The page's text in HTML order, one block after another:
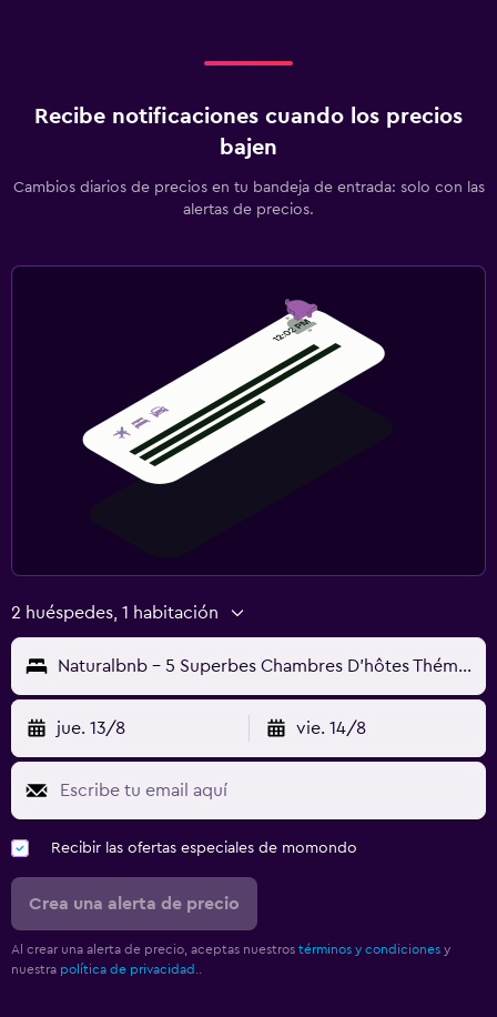
Recibe notificaciones cuando los precios
bajen
Cambios diarios de precios en tu bandeja de entrada: solo con las
alertas de precios.
2 huéspedes, 1 habitación
Naturalbnb - 5 Superbes Chambres D'hôtes Thémati
jue. 13/8 vie. 14/8
Recibir las ofertas especiales de momondo
Crea una alerta de precio
Al crear una alerta de precio, aceptas nuestros términos y condiciones y
nuestra política de privacidad.